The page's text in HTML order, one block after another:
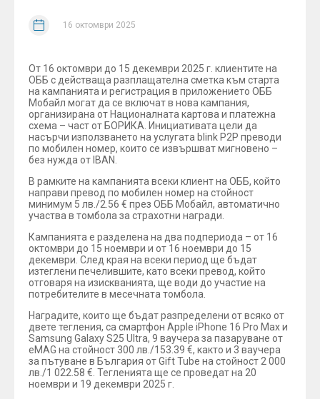
16 октомври 2025
От 16 октомври до 15 декември 2025 г. клиентите на
ОББ с действаща разплащателна сметка към старта
на кампанията и регистрация в приложението ОББ
Мобайл могат да се включат в нова кампания,
организирана от Националната картова и платежна
схема – част от БОРИКА. Инициативата цели да
насърчи използването на услугата blink P2P преводи
по мобилен номер, които се извършват мигновено –
без нужда от IBAN.
В рамките на кампанията всеки клиент на ОББ, който
направи превод по мобилен номер на стойност
минимум 5 лв./2.56 € през ОББ Мобайл, автоматично
участва в томбола за страхотни награди.
Кампанията е разделена на два подпериода – от 16
октомври до 15 ноември и от 16 ноември до 15
декември. След края на всеки период ще бъдат
изтеглени печелившите, като всеки превод, който
отговаря на изискванията, ще води до участие на
потребителите в месечната томбола.
Наградите, които ще бъдат разпределени от всяко от
двете тегления, са смартфон Apple iPhone 16 Pro Max и
Samsung Galaxy S25 Ultra, 9 ваучера за пазаруване от
eMAG на стойност 300 лв./153.39 €, както и 3 ваучера
за пътуване в България от Gift Tube на стойност 2 000
лв./1 022.58 €. Тегленията ще се проведат на 20
ноември и 19 декември 2025 г.